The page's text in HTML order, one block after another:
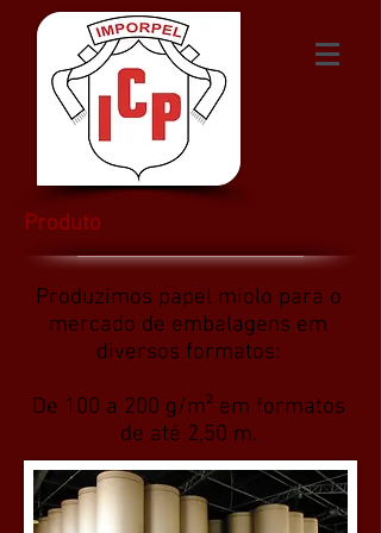
Produto
Produzimos papel miolo para o
mercado de embalagens em
diversos formatos:
De 100 a 200 g/m² em formatos
de até 2,50 m.